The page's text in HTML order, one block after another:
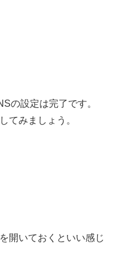
の設定は完了です。
てみましょう。
開いておくといい感じ